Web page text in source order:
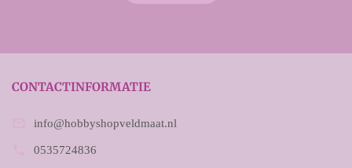
CONTACTINFORMATIE
info@hobbyshopveldmaat.nl
0535724836